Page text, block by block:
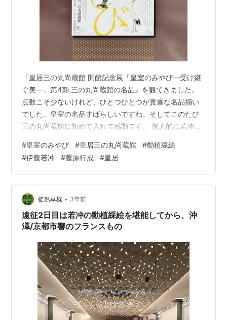
『皇居三の丸尚蔵館 開館記念展「皇室のみやび―受け継
ぐ美―」第4期 三の丸尚蔵館の名品』を観てきました。
点数こそ少ないけれど、ひとつひとつが貴重な名品揃い
でした。皇室の名品すばらしいですね。そしてこのたび
三の丸尚蔵館に初めて入れて感動です。 個人的に若冲成
ら4幅。右から《老松孔雀図》《諸魚図》《蓮池遊魚図》
《芙蓉双鶏図》 《粘葉峰和漢朗詠集》（でっちょうぼん
わかんろうえいしゅう） NHKで放映中の大河ドラマ「光
る君へ」を観てますか？ 藤原行成（道長のこと大好きな
頭のいい友人）の書いたとされる字が、草筆、かな、楷
書（だったかな？）3種類あって、…
#皇室のみやび #皇居三の丸尚蔵館 #動植綵絵
#伊藤若冲 #藤原行成 #皇居
徒然草枕 • 3年前
遠征2日目は若冲の動植綵絵を堪能してから、沖
澤/京都市響のフランスもの